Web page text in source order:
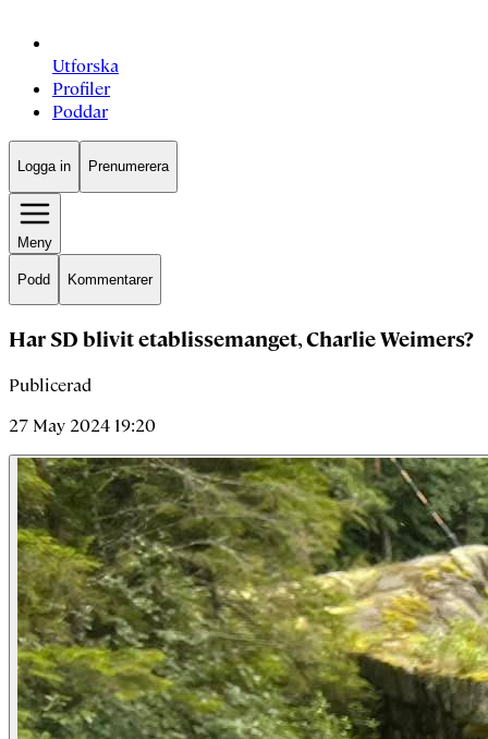
Utforska
Profiler
Poddar
Logga in Prenumerera
Meny
Podd Kommentarer
Har SD blivit etablissemanget, Charlie Weimers?
Publicerad
27 May 2024 19:20